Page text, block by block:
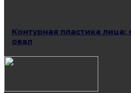
Контурная пластика
овал